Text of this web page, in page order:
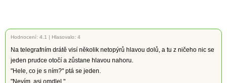
Hodnocení: 4.1 | Hlasovalo: 4
Na telegrafním drátě visí několik netopýrů hlavou dolů, a tu z ničeho nic se
jeden prudce otočí a zůstane hlavou nahoru.
"Hele, co je s ním?" ptá se jeden.
"Nevím, asi omdlel."